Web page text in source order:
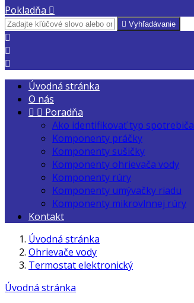
Pokladňa 
 Vyhľadávanie



Úvodná stránka
O nás
  Poradňa
Ako identifikovať typ spotrebiča
Komponenty práčky
Komponenty sušičky
Komponenty ohrievača vody
Komponenty rúry
Komponenty umývačky riadu
Komponenty mikrovlnnej rúry
Kontakt
Úvodná stránka
Ohrievače vody
Termostat elektronický
Úvodná stránka